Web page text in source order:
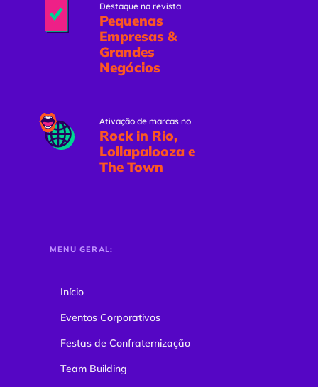
Destaque na revista
Pequenas
Empresas &
Grandes
Negócios
Ativação de marcas no
Rock in Rio,
Lollapalooza e
The Town
MENU GERAL:
Início
Eventos Corporativos
Festas de Confraternização
Team Building